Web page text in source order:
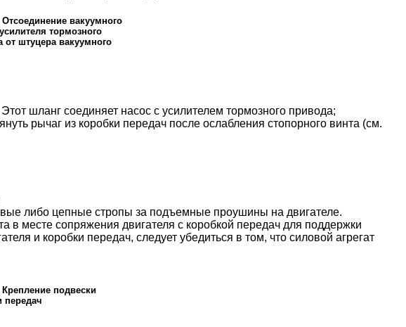
Отсоединение вакуумного
тормозного
от штуцера вакуумного
Этот шланг соединяет насос с усилителем тормозного привода;
рычаг из коробки передач после ослабления стопорного винта (см.
либо цепные стропы за подъемные проушины на двигателе.
в месте сопряжения двигателя с коробкой передач для поддержки
и коробки передач, следует убедиться в том, что силовой агрегат
Крепление подвески
передач